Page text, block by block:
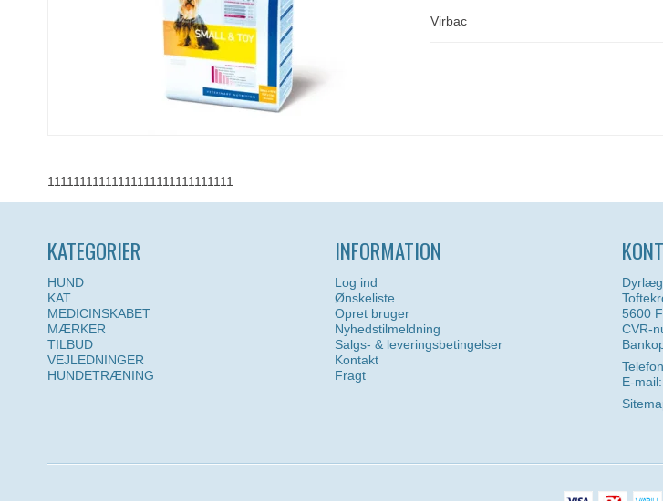
Virbac
11111111111111111111111111111
KATEGORIER
HUND
KAT
MEDICINSKABET
MÆRKER
TILBUD
VEJLEDNINGER
HUNDETRÆNING
INFORMATION
Log ind
Ønskeliste
Opret bruger
Nyhedstilmeldning
Salgs- & leveringsbetingelser
Kontakt
Fragt
5600
CVR-
E-mail: